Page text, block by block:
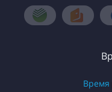
Время